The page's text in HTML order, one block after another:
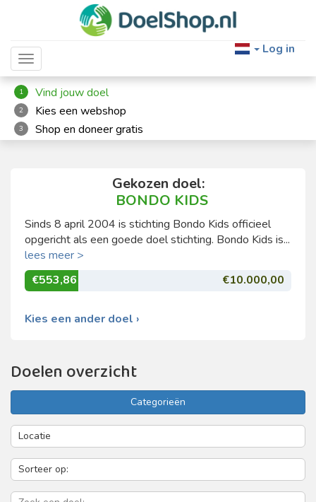
Toggle navigation
Log in
1 Vind jouw doel
2 Kies een webshop
3 Shop en doneer gratis
Gekozen doel:
BONDO KIDS
Sinds 8 april 2004 is stichting Bondo Kids officieel
opgericht als een goede doel stichting. Bondo Kids is...
lees meer >
€553,86
€10.000,00
Kies een ander doel ›
Doelen overzicht
Categorieën